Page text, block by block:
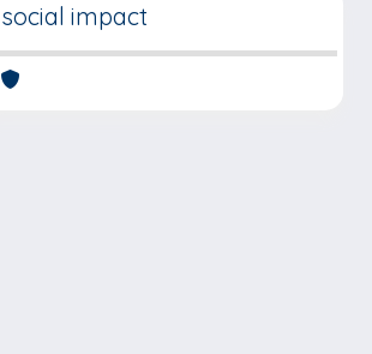
social impact